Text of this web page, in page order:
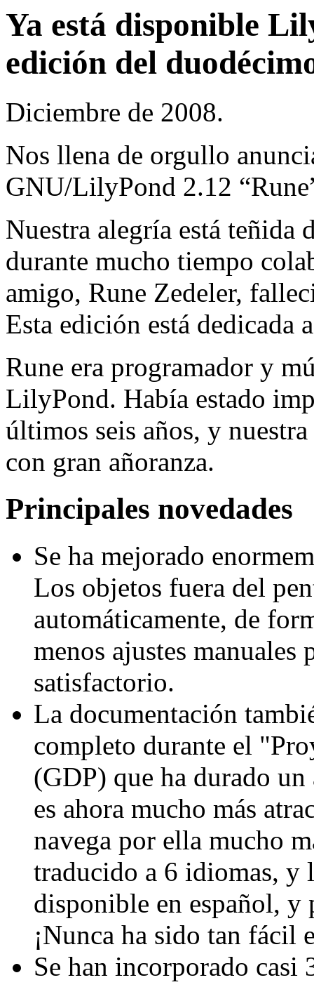
Ya está disponible
edición del
Diciembre de 2008.
Nos llena de orgullo
GNU/LilyPond 2.12
Nuestra alegría está teñida
durante mucho tiempo
amigo, Rune Zedeler,
Esta edición está dedicada
Rune era programador y
LilyPond. Había estado
últimos seis años, y
con gran añoranza.
Principales novedades
Se ha mejorado
Los objetos fuera del
automáticamente, de
menos ajustes manuales
satisfactorio.
La documentación
completo durante el
(GDP) que ha durado
es ahora mucho más
navega por ella mucho
traducido a 6 idiomas, y
disponible en español, y
¡Nunca ha sido tan fácil
Se han incorporado casi